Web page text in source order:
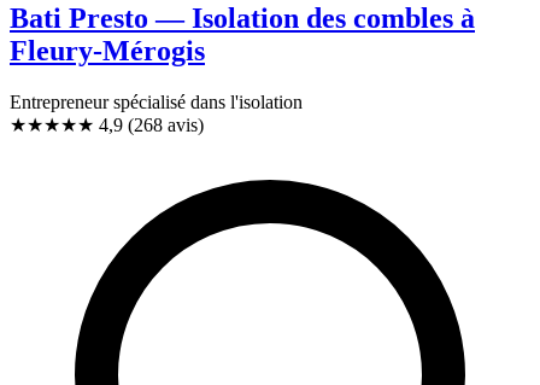
Bati Presto — Isolation des combles à
Fleury-Mérogis
Entrepreneur spécialisé dans l'isolation
★★★★★ 4,9 (268 avis)